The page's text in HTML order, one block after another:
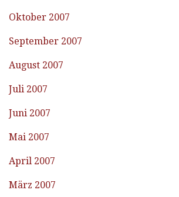
Oktober 2007
September 2007
August 2007
Juli 2007
Juni 2007
Mai 2007
April 2007
März 2007